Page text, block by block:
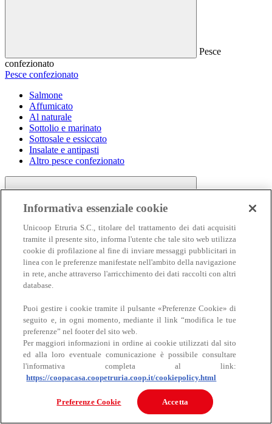
Pesce
confezionato
Pesce confezionato
Salmone
Affumicato
Al naturale
Sottolio e marinato
Sottosale e essiccato
Insalate e antipasti
Altro pesce confezionato
Carne
Carne
Bovino
Informativa essenziale cookie
Unicoop Etruria S.C., titolare del trattamento dei dati acquisiti
tramite il presente sito, informa l'utente che tale sito web utilizza
cookie di profilazione al fine di inviare messaggi pubblicitari in
linea con le preferenze manifestate nell'ambito della navigazione
in rete, anche attraverso l'arricchimento dei dati raccolti con altri
database.
Puoi gestire i cookie tramite il pulsante «Preferenze Cookie» di
seguito e, in ogni momento, mediante il link “modifica le tue
preferenze” nel footer del sito web.
Per maggiori informazioni in ordine ai cookie utilizzati dal sito
ed alla loro eventuale comunicazione è possibile consultare
l'informativa completa al link:
https://coopacasa.coopetruria.coop.it/cookiepolicy.html
Preferenze Cookie Accetta